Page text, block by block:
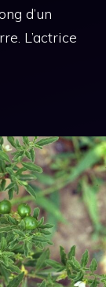
d’un
L’actrice